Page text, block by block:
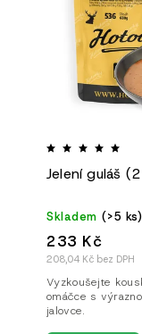
Jelení guláš
Skladem (>5 ks)
208,04 Kč bez DPH
233 Kč
Vyzkoušejte
omáčce s
jalovce.